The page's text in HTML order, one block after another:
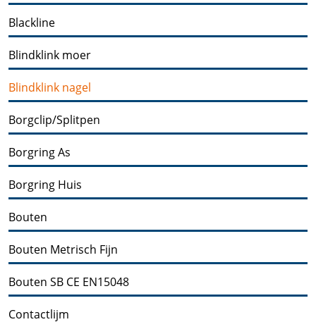
Blackline
Blindklink moer
Blindklink nagel
Borgclip/Splitpen
Borgring As
Borgring Huis
Bouten
Bouten Metrisch Fijn
Bouten SB CE EN15048
Contactlijm